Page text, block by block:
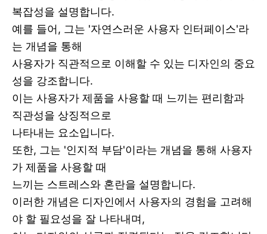
복잡성을 설명합니다.
예를 들어, 그는 '자연스러운 사용자 인터페이스'라
는 개념을 통해
사용자가 직관적으로 이해할 수 있는 디자인의 중요
성을 강조합니다.
이는 사용자가 제품을 사용할 때 느끼는 편리함과
직관성을 상징적으로
나타내는 요소입니다.
또한, 그는 '인지적 부담'이라는 개념을 통해 사용자
가 제품을 사용할 때
느끼는 스트레스와 혼란을 설명합니다.
이러한 개념은 디자인에서 사용자의 경험을 고려해
야 할 필요성을 잘 나타내며,